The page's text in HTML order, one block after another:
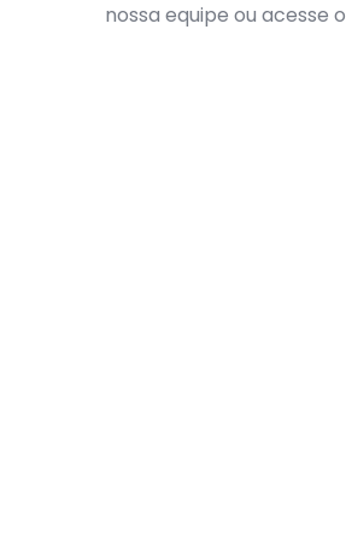
nossa equipe ou acesse o